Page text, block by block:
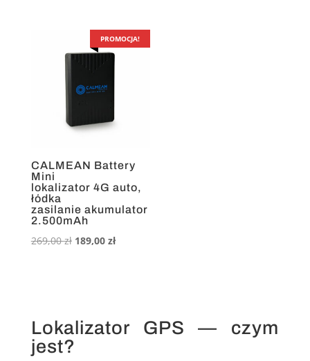
PROMOCJA!
CALMEAN Battery
Mini
lokalizator 4G auto,
łódka
zasilanie akumulator
2.500mAh
269,00zł Pierwotna
189,00 złAktualna
Lokalizator GPS — czym
jest?